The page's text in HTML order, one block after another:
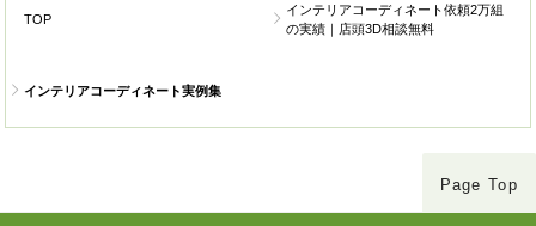
TOP
インテリアコーディネート依頼2万組
の実績｜店頭3D相談無料
インテリアコーディネート実例集
Page Top